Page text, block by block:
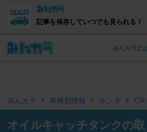
記事を保存していつでも見られる！
みんカラと
みんカラ 車種別情報 ホンダ
オイルキャッチタンクの